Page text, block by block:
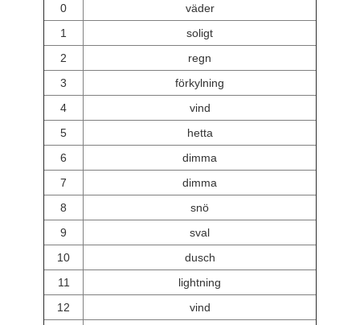
0
väder
1
soligt
2
regn
3
förkylning
4
vind
5
hetta
6
dimma
7
dimma
8
snö
9
sval
10
dusch
11
lightning
12
vind